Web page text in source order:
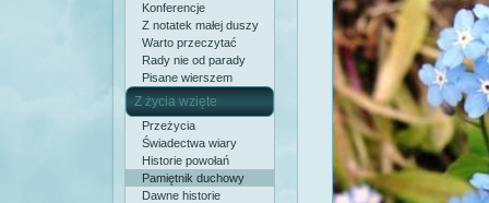
Konferencje
Z notatek małej duszy
Warto przeczytać
Rady nie od parady
Pisane wierszem
Z życia wzięte
Przeżycia
Świadectwa wiary
Historie powołań
Pamiętnik duchowy
Dawne historie